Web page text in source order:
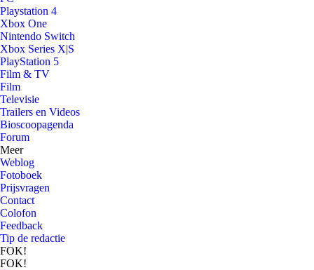
Playstation 4
Xbox One
Nintendo Switch
Xbox Series X|S
PlayStation 5
Film & TV
Film
Televisie
Trailers en Videos
Bioscoopagenda
Forum
Meer
Weblog
Fotoboek
Prijsvragen
Contact
Colofon
Feedback
Tip de redactie
FOK!
FOK!